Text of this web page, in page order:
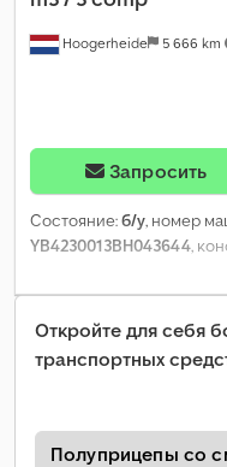
Hoogerheide 5 666 km
Запросить
Состояние:б/у, номер
YB4230013BH043644,
,
2 500 мм, общая высота:
шины:
385/65 R22..5 , цвет:
Откройте для себя
транспортных
Полуприцепы со